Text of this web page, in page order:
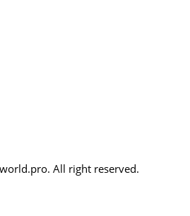
All right reserved.